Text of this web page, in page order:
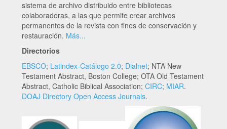
sistema de archivo distribuido entre bibliotecas
colaboradoras, a las que permite crear archivos
permanentes de la revista con fines de conservación y
restauración. Más...
Directorios
EBSCO; Latindex-Catálogo 2.0; Dialnet; NTA New
Testament Abstract, Boston College; OTA Old Testament
Abstract, Catholic Biblical Association; CIRC; MIAR.
DOAJ Directory Open Access Journals.